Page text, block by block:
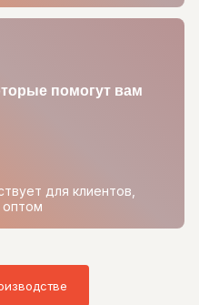
помогут вам
для клиентов,